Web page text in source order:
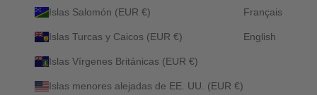
Islas Salomón (EUR €)
Islas Turcas y Caicos (EUR €)
Islas Vírgenes Británicas (EUR €)
Islas menores alejadas de EE. UU. (EUR €)
Français
English